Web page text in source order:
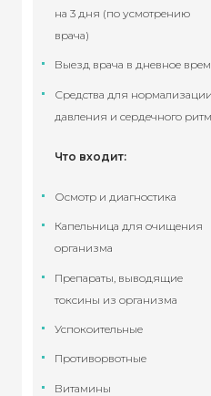
на 3 дня (по усмотрению
врача)
Выезд врача в дневное
Средства для
давления и сердечного
Что входит:
Осмотр и диагностика
Капельница для очищения
организма
Препараты, выводящие
токсины из организма
Успокоительные
Противорвотные
Витамины